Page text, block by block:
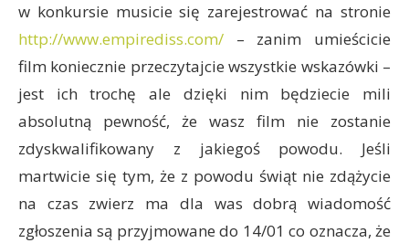
w konkursie musicie się zarejestrować na stronie
http://www.empirediss.com/ – zanim umieścicie
film koniecznie przeczytajcie wszystkie wskazówki –
jest ich trochę ale dzięki nim będziecie mili
absolutną pewność, że wasz film nie zostanie
zdyskwalifikowany z jakiegoś powodu. Jeśli
martwicie się tym, że z powodu świąt nie zdążycie
na czas zwierz ma dla was dobrą wiadomość
zgłoszenia są przyjmowane do 14/01 co oznacza, że